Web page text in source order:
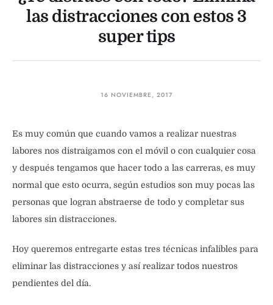
las distracciones con estos 3
super tips
16 NOVIEMBRE, 2017
Es muy común que cuando vamos a realizar nuestras
labores nos distraigamos con el móvil o con cualquier cosa
y después tengamos que hacer todo a las carreras, es muy
normal que esto ocurra, según estudios son muy pocas las
personas que logran abstraerse de todo y completar sus
labores sin distracciones.
Hoy queremos entregarte estas tres técnicas infalibles para
eliminar las distracciones y así realizar todos nuestros
pendientes del día.